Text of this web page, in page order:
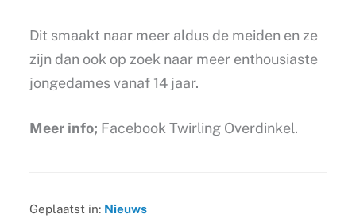
Dit smaakt naar meer aldus de meiden en ze
zijn dan ook op zoek naar meer enthousiaste
jongedames vanaf 14 jaar.
Meer info; Facebook Twirling Overdinkel.
Geplaatst in: Nieuws